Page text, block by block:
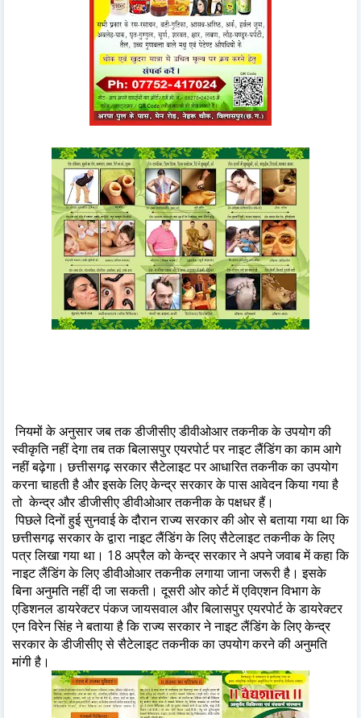
नियमों के अनुसार जब तक डीजीसीए डीवीओआर तकनीक के उपयोग की
स्वीकृति नहीं देगा तब तक बिलासपुर एयरपोर्ट पर नाइट लैंडिंग का काम आगे
नहीं बढ़ेगा। छत्तीसगढ़ सरकार सैटेलाइट पर आधारित तकनीक का उपयोग
करना चाहती है और इसके लिए केन्द्र सरकार के पास आवेदन किया गया है
तो केन्द्र और डीजीसीए डीवीओआर तकनीक के पक्षधर हैं।
पिछले दिनों हुई सुनवाई के दौरान राज्य सरकार की ओर से बताया गया था कि
छत्तीसगढ़ सरकार के द्वारा नाइट लैंडिंग के लिए सैटेलाइट तकनीक के लिए
पत्र लिखा गया था। 18 अप्रैल को केन्द्र सरकार ने अपने जवाब में कहा कि
नाइट लैंडिंग के लिए डीवीओआर तकनीक लगाया जाना जरूरी है। इसके
बिना अनुमति नहीं दी जा सकती। दूसरी ओर कोर्ट में एविएशन विभाग के
एडिशनल डायरेक्टर पंकज जायसवाल और बिलासपुर एयरपोर्ट के डायरेक्टर
एन विरेन सिंह ने बताया है कि राज्य सरकार ने नाइट लैंडिंग के लिए केन्द्र
सरकार के डीजीसीए से सैटेलाइट तकनीक का उपयोग करने की अनुमति
मांगी है।